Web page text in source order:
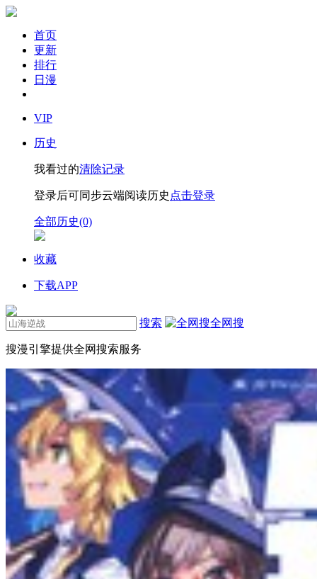
首页
更新
排行
日漫
VIP
历史
我看过的清除记录
登录后可同步云端阅读历史 点击登录
全部历史(0)
收藏
下载APP
搜索 全网搜
搜漫引擎提供全网搜索服务